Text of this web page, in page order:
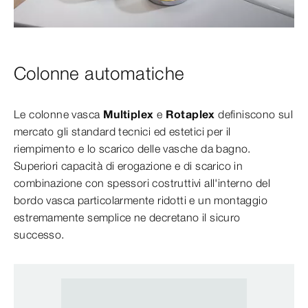
Colonne automatiche
Le colonne vasca Multiplex e Rotaplex definiscono sul
mercato gli standard tecnici ed estetici per il
riempimento e lo scarico delle vasche da bagno.
Superiori capacità di erogazione e di scarico in
combinazione con spessori costruttivi all'interno del
bordo vasca particolarmente ridotti e un montaggio
estremamente semplice ne decretano il sicuro
successo.